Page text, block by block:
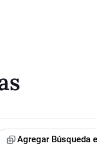
Agregar Búsqueda